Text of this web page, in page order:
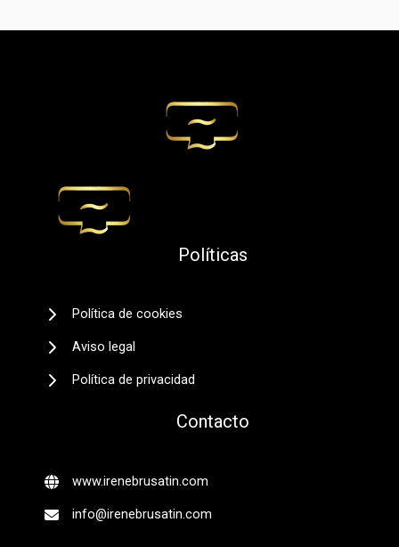
Políticas
Política de cookies
Aviso legal
Política de privacidad
Contacto
www.irenebrusatin.com
info@irenebrusatin.com